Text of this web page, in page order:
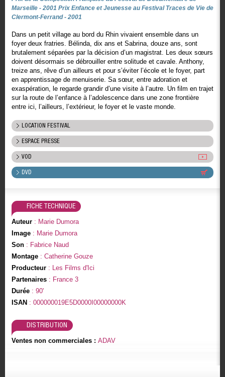
Marseille - 2001 Prix Enfance et Jeunesse au Festival Traces de Vie de
Clermont-Ferrand - 2001
Dans un petit village au bord du Rhin vivaient ensemble dans un
foyer deux fratries. Bélinda, dix ans et Sabrina, douze ans, sont
brutalement séparées par la décision d’un magistrat. Les deux sœurs
doivent désormais se débrouiller entre solitude et cavale. Anthony,
treize ans, rêve d’un ailleurs et pour s’éviter l’école et le foyer, part
en apprentissage de menuiserie. Sa sœur, entre adoration et
exaspération, le regarde grandir d’une visite à l’autre. Un film en trajet
sur la route de l’enfance à l’adolescence dans une zone frontière
entre ici, l’ailleurs, l’extérieur, le foyer et le vaste monde.
LOCATION FESTIVAL
ESPACE PRESSE
VOD
DVD
FICHE TECHNIQUE
Auteur: Marie Dumora
Image: Marie Dumora
Son: Fabrice Naud
Montage: Catherine Gouze
Producteur: Les Films d'Ici
Partenaires: France 3
Durée: 90'
ISAN : 000000019E5D0000I00000000K
DISTRIBUTION
Ventes non commerciales : ADAV